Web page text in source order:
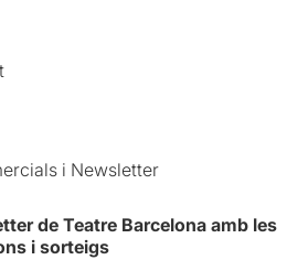
i Newsletter
de Teatre Barcelona amb les
i sorteigs